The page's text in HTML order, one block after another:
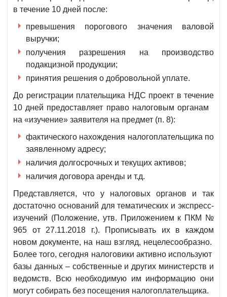
в течение 10 дней после:
превышения порогового значения валовой
выручки;
получения разрешения на производство
подакцизной продукции;
принятия решения о добровольной уплате.
До регистрации плательщика НДС проект в течение
10 дней предоставляет право налоговым органам
на «изучение» заявителя на предмет (п. 8):
фактического нахождения налогоплательщика по
заявленному адресу;
наличия долгосрочных и текущих активов;
наличия договора аренды и т.д.
Представляется, что у налоговых органов и так
достаточно оснований для тематических и экспресс-
изучений (Положение, утв. Приложением к ПКМ №
965 от 27.11.2018 г.). Прописывать их в каждом
новом документе, на наш взгляд, нецелесообразно.
Более того, сегодня налоговики активно используют
базы данных – собственные и других министерств и
ведомств. Всю необходимую им информацию они
могут собирать без посещения налогоплательщика.